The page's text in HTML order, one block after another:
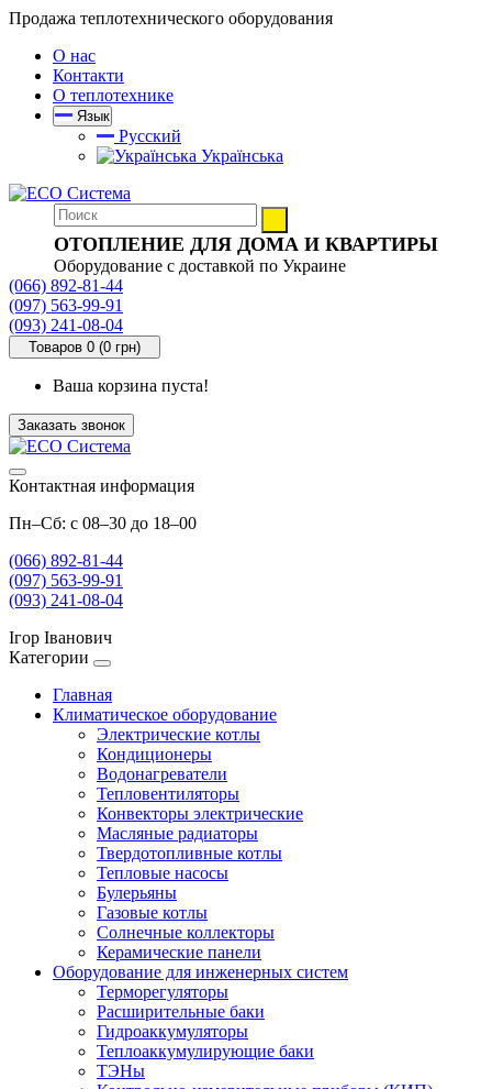
Продажа теплотехнического оборудования
О нас
Контакти
О теплотехнике
Язык
Русский
Українська
ОТОПЛЕНИЕ ДЛЯ ДОМА И КВАРТИРЫ
Оборудование с доставкой по Украине
(066) 892-81-44
(097) 563-99-91
(093) 241-08-04
Товаров 0 (0 грн)
Ваша корзина пуста!
Заказать звонок
Контактная информация
Пн–Сб: с 08–30 до 18–00
(066) 892-81-44
(097) 563-99-91
(093) 241-08-04
Ігор Іванович
Категории
Главная
Климатическое оборудование
Электрические котлы
Кондиционеры
Водонагреватели
Тепловентиляторы
Конвекторы электрические
Масляные радиаторы
Твердотопливные котлы
Тепловые насосы
Булерьяны
Газовые котлы
Солнечные коллекторы
Керамические панели
Оборудование для инженерных систем
Терморегуляторы
Расширительные баки
Гидроаккумуляторы
Теплоаккумулирующие баки
ТЭНы